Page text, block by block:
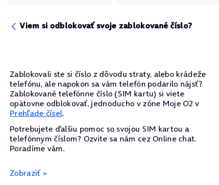
Viem si odblokovať svoje zablokované číslo?
Zablokovali ste si číslo z dôvodu straty, alebo krádeže
telefónu, ale napokon sa vám telefón podarilo nájsť?
Zablokované telefónne číslo (SIM kartu) si viete
opätovne odblokovať, jednoducho v zóne Moje O2 v
Prehľade čísel.
Potrebujete ďalšiu pomoc so svojou SIM kartou a
telefónnym číslom? Ozvite sa nám cez Online chat.
Poradíme vám.
Zobraziť »